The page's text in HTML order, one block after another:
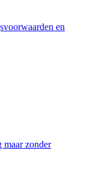
en
maar zonder